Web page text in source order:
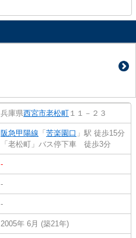
兵庫県西宮市老松町 １１－２３
阪急甲陽線 「 苦楽園口 」駅 徒歩15分
「老松町」バス停下車 徒歩3分
-
-
-
2005年 6月 (築21年)